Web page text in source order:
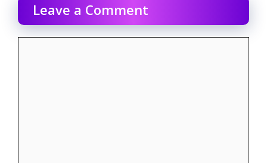
Leave a Comment